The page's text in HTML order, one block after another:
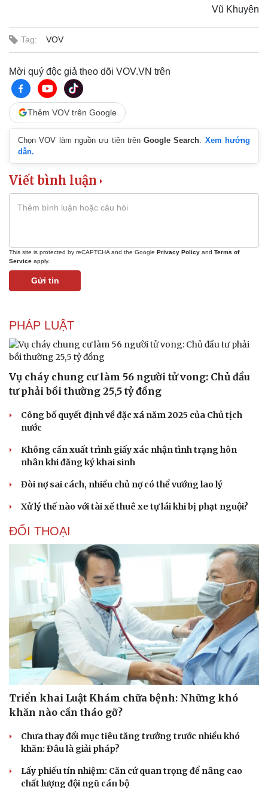
Sức khỏe
Dinh dưỡng - món ngon
Cây thuốc
Sản phụ khoa
Nhi khoa
Nam khoa
Làm đẹp - giảm cân
Phòng mạch online
Ăn sạch sống khỏe
Đời sống
Nhà đẹp
Văn hóa
Sân khấu - Điện ảnh
Văn học
Di sản
Giải trí
Thời trang
Vũ Khuyên
Tag: VOV
Mời quý độc giả theo dõi VOV.VN trên
Thêm VOV trên Google
Chọn VOV làm nguồn ưu tiên trênGoogle Search
Xem hướng
dẫn.
Viết bình luận
This site is protected by reCAPTCHA and the Google Privacy Policy and Terms of
Service apply.
Gửi tin
PHÁP LUẬT
Vụ cháy chung cư làm 56 người tử vong: Chủ đầu
tư phải bồi thường 25,5 tỷ đồng
Công bố quyết định về đặc xá năm 2025 của Chủ tịch
nước
Không cần xuất trình giấy xác nhận tình trạng hôn
nhân khi đăng ký khai sinh
Đòi nợ sai cách, nhiều chủ nợ có thể vướng lao lý
Xử lý thế nào với tài xế thuê xe tự lái khi bị phạt nguội?
ĐỐI THOẠI
Triển khai Luật Khám chữa bệnh: Những khó
khăn nào cần tháo gỡ?
Chưa thay đổi mục tiêu tăng trưởng trước nhiều khó
khăn: Đâu là giải pháp?
Lấy phiếu tín nhiệm: Căn cứ quan trọng để nâng cao
chất lượng đội ngũ cán bộ